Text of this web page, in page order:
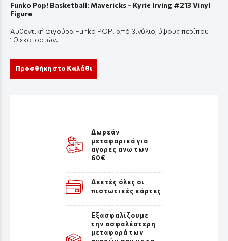
Funko Pop! Basketball: Mavericks - Kyrie Irving #213 Vinyl
Figure
Αυθεντική φιγούρα Funko POP! από βινύλιο, ύψους περίπου
10 εκατοστών.
Προσθήκη στο Καλάθι
Δωρεάν
μεταφορικά για
αγορες ανω των
60€
Δεκτές όλες οι
πιστωτικές κάρτες
Εξασφαλίζουμε
την ασφαλέστερη
μεταφορά των